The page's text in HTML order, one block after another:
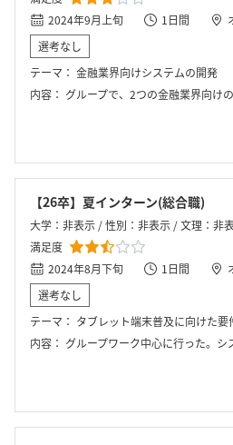
2024年9月上旬
1日間
選考なし
テーマ： 金融業界向けシステムの開発
内容： グループで、2つの金融業界向けのシステム開発を行った。要件定義など
【26卒】夏インターン(総合職)
大学：非表示 / 性別：非表示 / 文理：非
満足度
2024年8月下旬
1日間
選考なし
テーマ： タブレット端末普及に向けた要
内容： グループワーク中心に行った。システムの要件定義についてグループで